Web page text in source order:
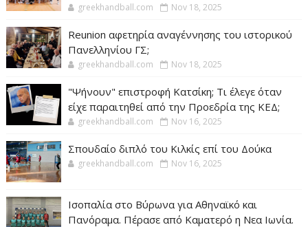
greekhandball.com Nov 18, 2025
Reunion αφετηρία αναγέννησης του ιστορικού
Πανελληνίου ΓΣ;
greekhandball.com Nov 18, 2025
"Ψήνουν" επιστροφή Κατσίκη; Τι έλεγε όταν
είχε παραιτηθεί από την Προεδρία της ΚΕΔ;
greekhandball.com Nov 16, 2025
Σπουδαίο διπλό του Κιλκίς επί του Δούκα
greekhandball.com Nov 16, 2025
Ισοπαλία στο Βύρωνα για Αθηναϊκό και
Πανόραμα. Πέρασε από Καματερό η Νεα Ιωνία.